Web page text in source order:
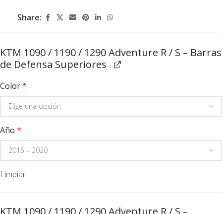
Share:
KTM 1090 / 1190 / 1290 Adventure R / S – Barras
de Defensa Superiores
Color*
Año *
Limpiar